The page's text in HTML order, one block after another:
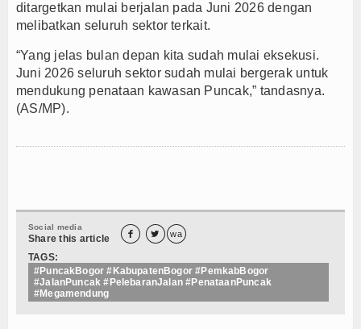
ditargetkan mulai berjalan pada Juni 2026 dengan
melibatkan seluruh sektor terkait.
“Yang jelas bulan depan kita sudah mulai eksekusi.
Juni 2026 seluruh sektor sudah mulai bergerak untuk
mendukung penataan kawasan Puncak,” tandasnya.
(AS/MP).
Social media
Share this article   wa
TAGS:
#PuncakBogor #KabupatenBogor #PemkabBogor
#JalanPuncak #PelebaranJalan #PenataanPuncak
#Megamendung